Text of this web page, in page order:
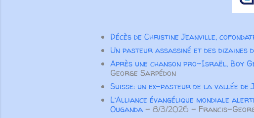
Décès de Christine Jeanville,
Un pasteur assassiné et des dizaines
Après une chanson pro-Israël, Boy
George Sarpédon
Suisse: un ex-pasteur de la vallée de
L’Alliance évangélique mondiale
Ouganda - 8/3/2026 - Francis-